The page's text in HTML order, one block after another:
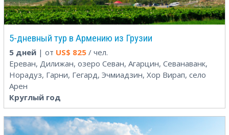
5-дневный тур в Армению из Грузии
5 дней | от US$ 825 / чел.
Ереван, Дилижан, озеро Севан, Агарцин, Севанаванк,
Норадуз, Гарни, Гегард, Эчмиадзин, Хор Вирап, село
Арен
Круглый год